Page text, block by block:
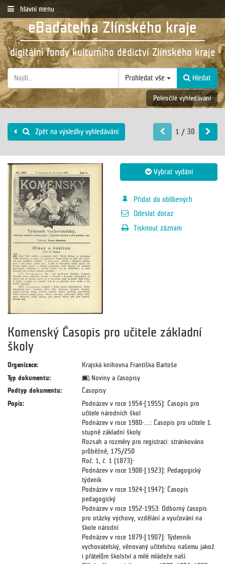
hlavní menu
eBadatelna Zlínského kraje
digitální fondy kulturního dědictví Zlínského kraje
Prohledat vše Hledat
Pokročilé vyhledávání
Zpět na výsledky vyhledávání 1 / 30
Vybrat vydání
Přidat do oblíbených
Odeslat dotaz
Tisknout záznam
Komenský Časopis pro učitele základní
školy
Organizace:
Krajská knihovna Františka Bartoše
Typ dokumentu:
Noviny a časopisy
Podtyp dokumentu:
Časopisy
Popis:
Podnázev v roce 1954-[1955]: Časopis pro
učitele národních škol
Podnázev v roce 1980-....: Časopis pro učitele 1.
stupně základní školy
Rozsah a rozměry pro registraci: stránkováno
průběžně, 175/250
Roč. 1, č. 1 (1873)-
Podnázev v roce 1908-[1923]: Pedagogický
týdeník
Podnázev v roce 1924-[1947]: Časopis
pedagogický
Podnázev v roce 1952-1953: Odborný časopis
pro otázky výchovy, vzdělání a vyučování na
škole národní
Podnázev v roce 1879-[1907]: Týdenník
vychovatelský, věnovaný učitelstvu našemu jakož
i přátelům školství a milé mládeže naší.